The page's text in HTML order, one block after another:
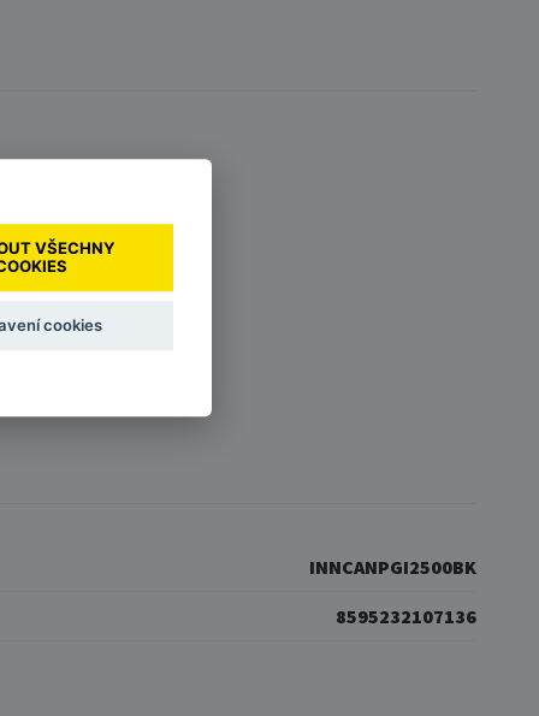
INNCANPGI2500BK
8595232107136
VŠECHNY
cookies